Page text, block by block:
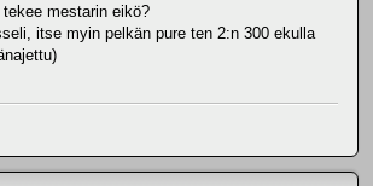
mestarin eikö?
itse myin pelkän pure ten 2:n 300 ekulla